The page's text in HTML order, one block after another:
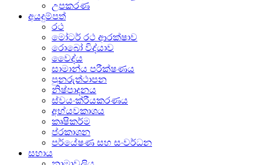
උපකරණ
අයදුම්පත්
රථ
මෝටර් රථ ආරක්ෂාව
රොබෝ විද්යාව
වෛද්ය
සාමාන්ය පරීක්ෂණය
පුනරුත්ථාපන
නිෂ්පාදනය
ස්වයංක්රීයකරණය
අභ්යවකාශය
කෘෂිකර්ම
ප්රකාශන
පර්යේෂණ සහ සංවර්ධන
සහාය